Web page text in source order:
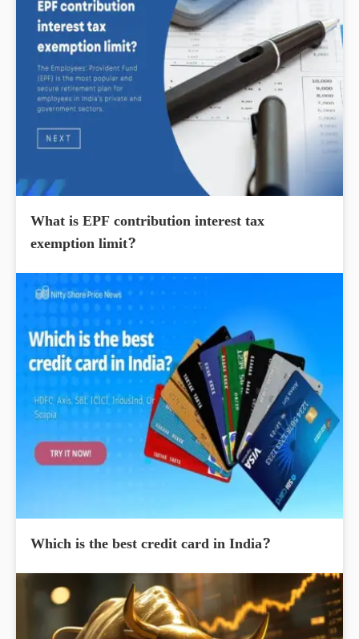
What is EPF contribution interest tax
exemption limit?
Which is the best credit card in India?